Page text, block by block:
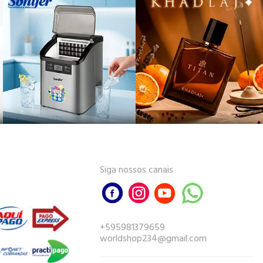
Siga nossos canais
+595981379659
worldshop234@gmail.com